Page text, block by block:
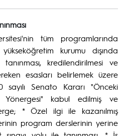
tüm programlarında
kurumu dışında
kredilendirilmesi ve
esasları belirlemek üzere
Senato Kararı "Önceki
Yönergesi" kabul edilmiş ve
* Özel ilgi ile kazanılmış
program derslerinin yerine